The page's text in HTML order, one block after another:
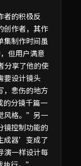
者的积极反
创作者，其作
集制作时间虽
但用户满意
分享了他的使
要设计镜头
，悲伤的地方
的分镜千篇一
风格。”另一
镜控制功能的
成器’变成了
一样设计每